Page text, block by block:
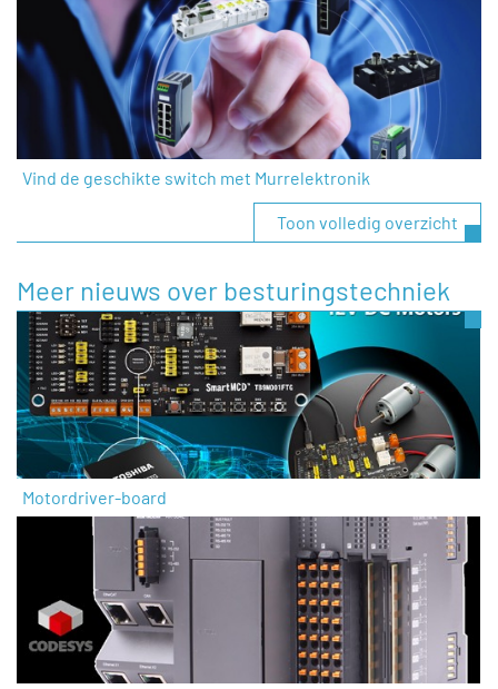
Vind de geschikte switch met Murrelektronik
Toon volledig overzicht
Meer nieuws over besturingstechniek
Motordriver-board